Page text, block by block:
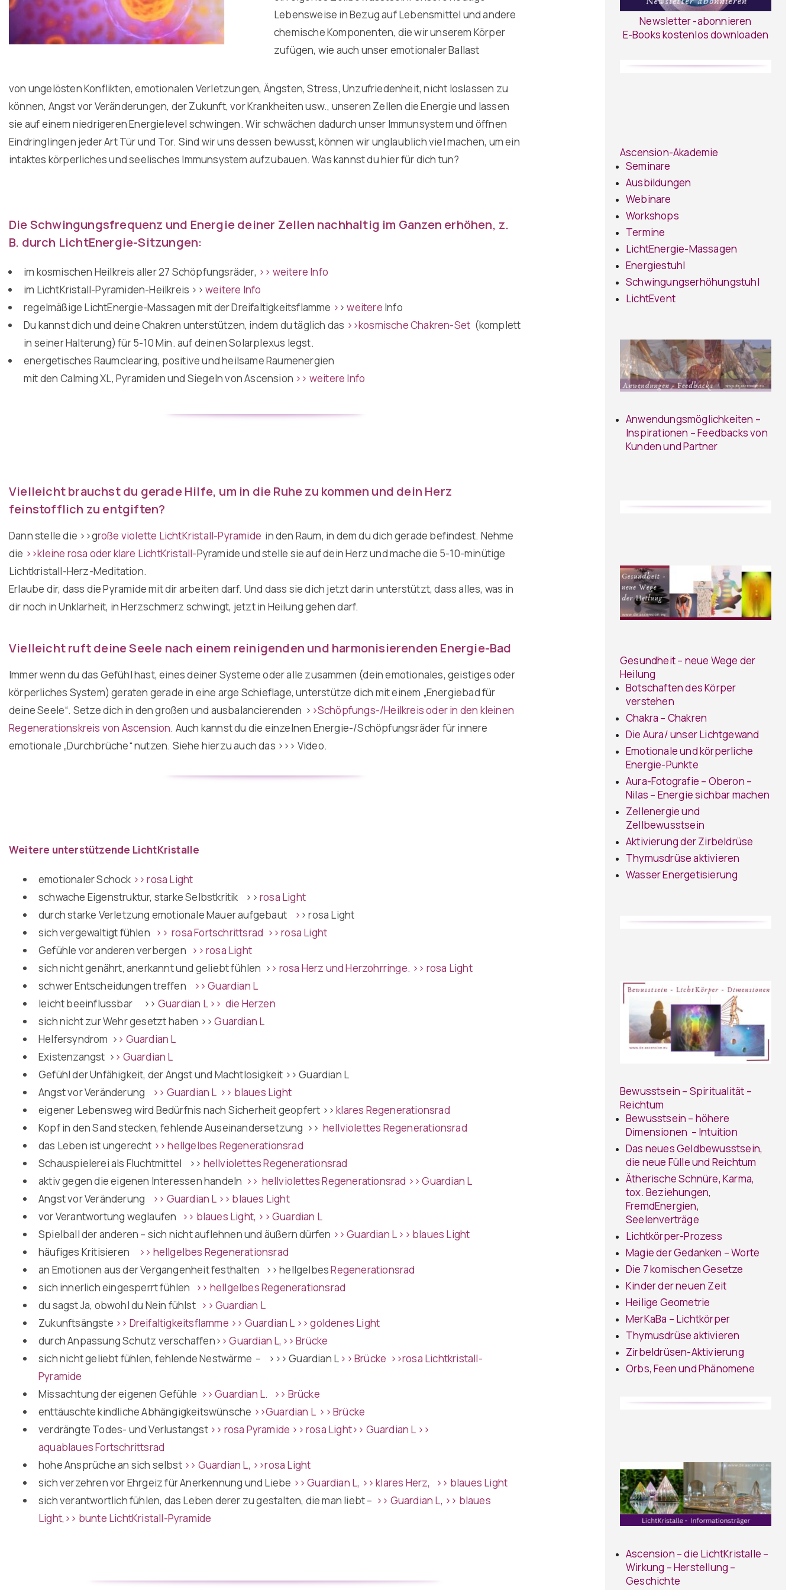
Lebensweise in Bezug auf Lebensmittel und andere
chemische Komponenten, die wir unserem Körper
zufügen, wie auch unser emotionaler Ballast
von ungelösten Konflikten, emotionalen Verletzungen, Ängsten, Stress, Unzufriedenheit, nicht loslassen zu
können, Angst vor Veränderungen, der Zukunft, vor Krankheiten usw., unseren Zellen die Energie und lassen
sie auf einem niedrigeren Energielevel schwingen. Wir schwächen dadurch unser Immunsystem und öffnen
Eindringlingen jeder Art Tür und Tor. Sind wir uns dessen bewusst, können wir unglaublich viel machen, um ein
intaktes körperliches und seelisches Immunsystem aufzubauen. Was kannst du hier für dich tun?
Die Schwingungsfrequenz und Energie deiner Zellen nachhaltig im Ganzen erhöhen, z.
B. durch LichtEnergie-Sitzungen:
im kosmischen Heilkreis aller 27 Schöpfungsräder, >> weitere Info
im LichtKristall-Pyramiden-Heilkreis >> weitere Info
regelmäßige LichtEnergie-Massagen mit der Dreifaltigkeitsflamme > >weitere Info
Du kannst dich und deine Chakren unterstützen, indem du täglich das >>kosmische Chakren-Set (komplett
in seiner Halterung) für 5-10 Min. auf deinen Solarplexus legst.
energetisches Raumclearing, positive und heilsame Raumenergien
mit den Calming XL, Pyramiden und Siegeln von Ascension >> weitere Info
Vielleicht brauchst du gerade Hilfe, um in die Ruhe zu kommen und dein Herz
feinstofflich zu entgiften?
Dann stelle die >>große violette LichtKristall-Pyramide in den Raum, in dem du dich gerade befindest. Nehme
die >>kleine rosa oder klare LichtKristall-Pyramideund stelle sie auf dein Herz und mache die 5-10-minütige
Lichtkristall-Herz-Meditation.
Erlaube dir, dass die Pyramide mit dir arbeiten darf. Und dass sie dich jetzt darin unterstützt, dass alles, was in
dir noch in Unklarheit, in Herzschmerz schwingt, jetzt in Heilung gehen darf.
Vielleicht ruft deine Seele nach einem reinigenden und harmonisierenden Energie-Bad
Immer wenn du das Gefühl hast, eines deiner Systeme oder alle zusammen (dein emotionales, geistiges oder
körperliches System) geraten gerade in eine arge Schieflage, unterstütze dich mit einem „Energiebad für
deine Seele“. Setze dich in den großen und ausbalancierenden > >Schöpfungs-/Heilkreis oder in den kleinen
Regenerationskreis von Ascension. Auch kannst du die einzelnen Energie-/Schöpfungsräder für innere
emotionale „Durchbrüche“ nutzen. Siehe hierzu auch das >>> Video.
Weitere unterstützende LichtKristalle
emotionaler Schock >> rosa Light
schwache Eigenstruktur, starke Selbstkritik
>>rosa Light
durch starke Verletzung emotionale Mauer aufgebaut
> > rosa Light
sich vergewaltigt fühlen >> rosa Fortschrittsrad >> rosa Light
Gefühle vor anderen verbergen >> rosa Light
sich nicht genährt, anerkannt und geliebt fühlen > > rosa Herz und Herzohrringe. >> rosa Light
schwer Entscheidungen treffen
>> Guardian L
leicht beeinflussbar
>> Guardian L >> die Herzen
sich nicht zur Wehr gesetzt haben >> Guardian L
Helfersyndrom > > Guardian L
Existenzangst > > Guardian L
Gefühl der Unfähigkeit, der Angst und Machtlosigkeit >> Guardian L
Angst vor Veränderung
>> Guardian L >> blaues Light
eigener Lebensweg wird Bedürfnis nach Sicherheit geopfert >>klares Regenerationsrad
Kopf in den Sand stecken, fehlende Auseinandersetzung >> hellviolettes Regenerationsrad
das Leben ist ungerecht >> hellgelbes Regenerationsrad
Schauspielerei als Fluchtmittel
>> hellviolettesRegenerationsrad
aktiv gegen die eigenen Interessen handeln >> hellviolettes Regenerationsrad >> Guardian L
Angst vor Veränderung
>> Guardian L >> blaues Light
vor Verantwortung weglaufen
>> blaues Light, >> Guardian L
Spielball der anderen – sich nicht auflehnen und äußern dürfen >> Guardian L >> blaues Light
häufiges Kritisieren
>> hellgelbes Regenerationsrad
an Emotionen aus der Vergangenheit festhalten
>> hellgelbesRegenerationsrad
sich innerlich eingesperrt fühlen
>> hellgelbes Regenerationsrad
du sagst Ja, obwohl du Nein fühlst >> Guardian L
Zukunftsängste >> Dreifaltigkeitsflamme >> Guardian L >> goldenes Light
durch Anpassung Schutz verschaffen> > Guardian L, >> Brücke
sich nicht geliebt fühlen, fehlende Nestwärme –
>>> Guardian L >> Brücke >>rosa Lichtkristall-
Pyramide
Missachtung der eigenen Gefühle >> Guardian L.
>> Brücke
enttäuschte kindliche Abhängigkeitswünsche >>Guardian L >> Brücke
verdrängte Todes- und Verlustangst >> rosa Pyramide >> rosa Light>> Guardian L >>
aquablauesFortschrittsrad
hohe Ansprüche an sich selbst >> Guardian L, >>rosa Light
sich verzehren vor Ehrgeiz für Anerkennung und Liebe >> Guardian L, >> klares Herz,
>> blaues Light
sich verantwortlich fühlen, das Leben derer zu gestalten, die man liebt – >> Guardian L, >> blaues
Light, >> bunte LichtKristall-Pyramide
Newsletter -abonnieren
E-Books kostenlos downloaden
Ascension-Akademie
Seminare
Ausbildungen
Webinare
Workshops
Termine
LichtEnergie-Massagen
Energiestuhl
Schwingungserhöhungstuhl
LichtEvent
Anwendungsmöglichkeiten –
Inspirationen – Feedbacks von
Kunden und Partner
Gesundheit – neue Wege der
Heilung
Botschaften des Körper
verstehen
Chakra – Chakren
Die Aura/ unser Lichtgewand
Emotionale und körperliche
Energie-Punkte
Aura-Fotografie – Oberon –
Nilas – Energie sichbar machen
Zellenergie und
Zellbewusstsein
Aktivierung der Zirbeldrüse
Thymusdrüse aktivieren
Wasser Energetisierung
Bewusstsein – Spiritualität –
Reichtum
Bewusstsein – höhere
Dimensionen – Intuition
Das neues Geldbewusstsein,
die neue Fülle und Reichtum
Ätherische Schnüre, Karma,
tox. Beziehungen,
FremdEnergien,
Seelenverträge
Lichtkörper-Prozess
Magie der Gedanken – Worte
Die 7 komischen Gesetze
Kinder der neuen Zeit
Heilige Geometrie
MerKaBa – Lichtkörper
Thymusdrüse aktivieren
Zirbeldrüsen-Aktivierung
Orbs, Feen und Phänomene
Ascension – die LichtKristalle –
Wirkung – Herstellung –
Geschichte